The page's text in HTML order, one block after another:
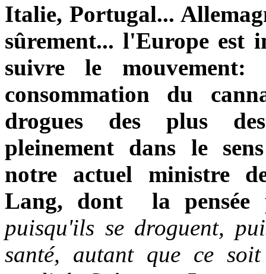
Italie, Portugal...
sûrement... l'Europe est
suivre le
consommation du
drogues des plus
pleinement dans le
notre actuel ministre
Lang, dont la pensée
puisqu'ils se droguent,
santé, autant que ce